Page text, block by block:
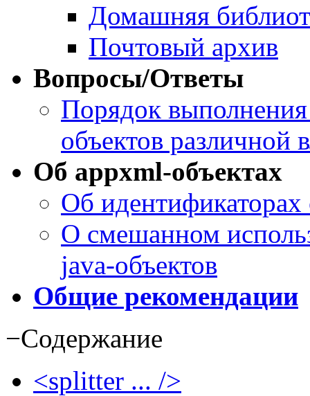
Домашняя
Почтовый архив
Вопросы/Ответы
Порядок
объектов различной
Об appxml-объектах
Об идентификаторах
О смешанном
java-объектов
Общие рекомендации
−Содержание
<splitter ... />